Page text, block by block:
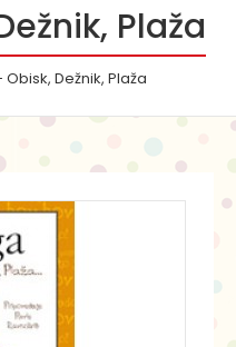
Plaža
Obisk, Dežnik, Plaža